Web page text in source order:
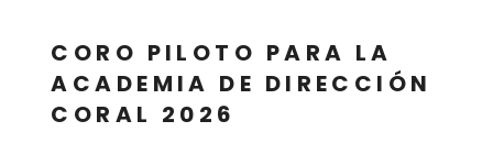
CORO PILOTO PARA LA
ACADEMIA DE DIRECCIÓN
CORAL 2026